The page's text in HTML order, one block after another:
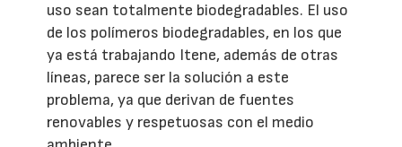
uso sean totalmente biodegradables. El uso
de los polímeros biodegradables, en los que
ya está trabajando Itene, además de otras
líneas, parece ser la solución a este
problema, ya que derivan de fuentes
renovables y respetuosas con el medio